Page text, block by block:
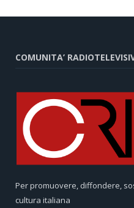
COMUNITA’
Per promuovere, diffondere,
cultura italiana